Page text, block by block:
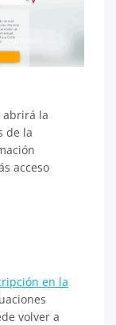
abrirá la
de la
acceso
en la
volver a